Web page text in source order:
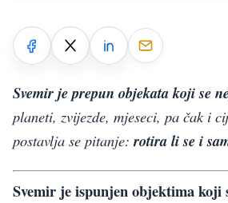
Svemir je prepun objekata koji se
planeti, zvijezde, mjeseci, pa čak i
postavlja se pitanje: rotira li se i
Svemir je ispunjen objektima koji